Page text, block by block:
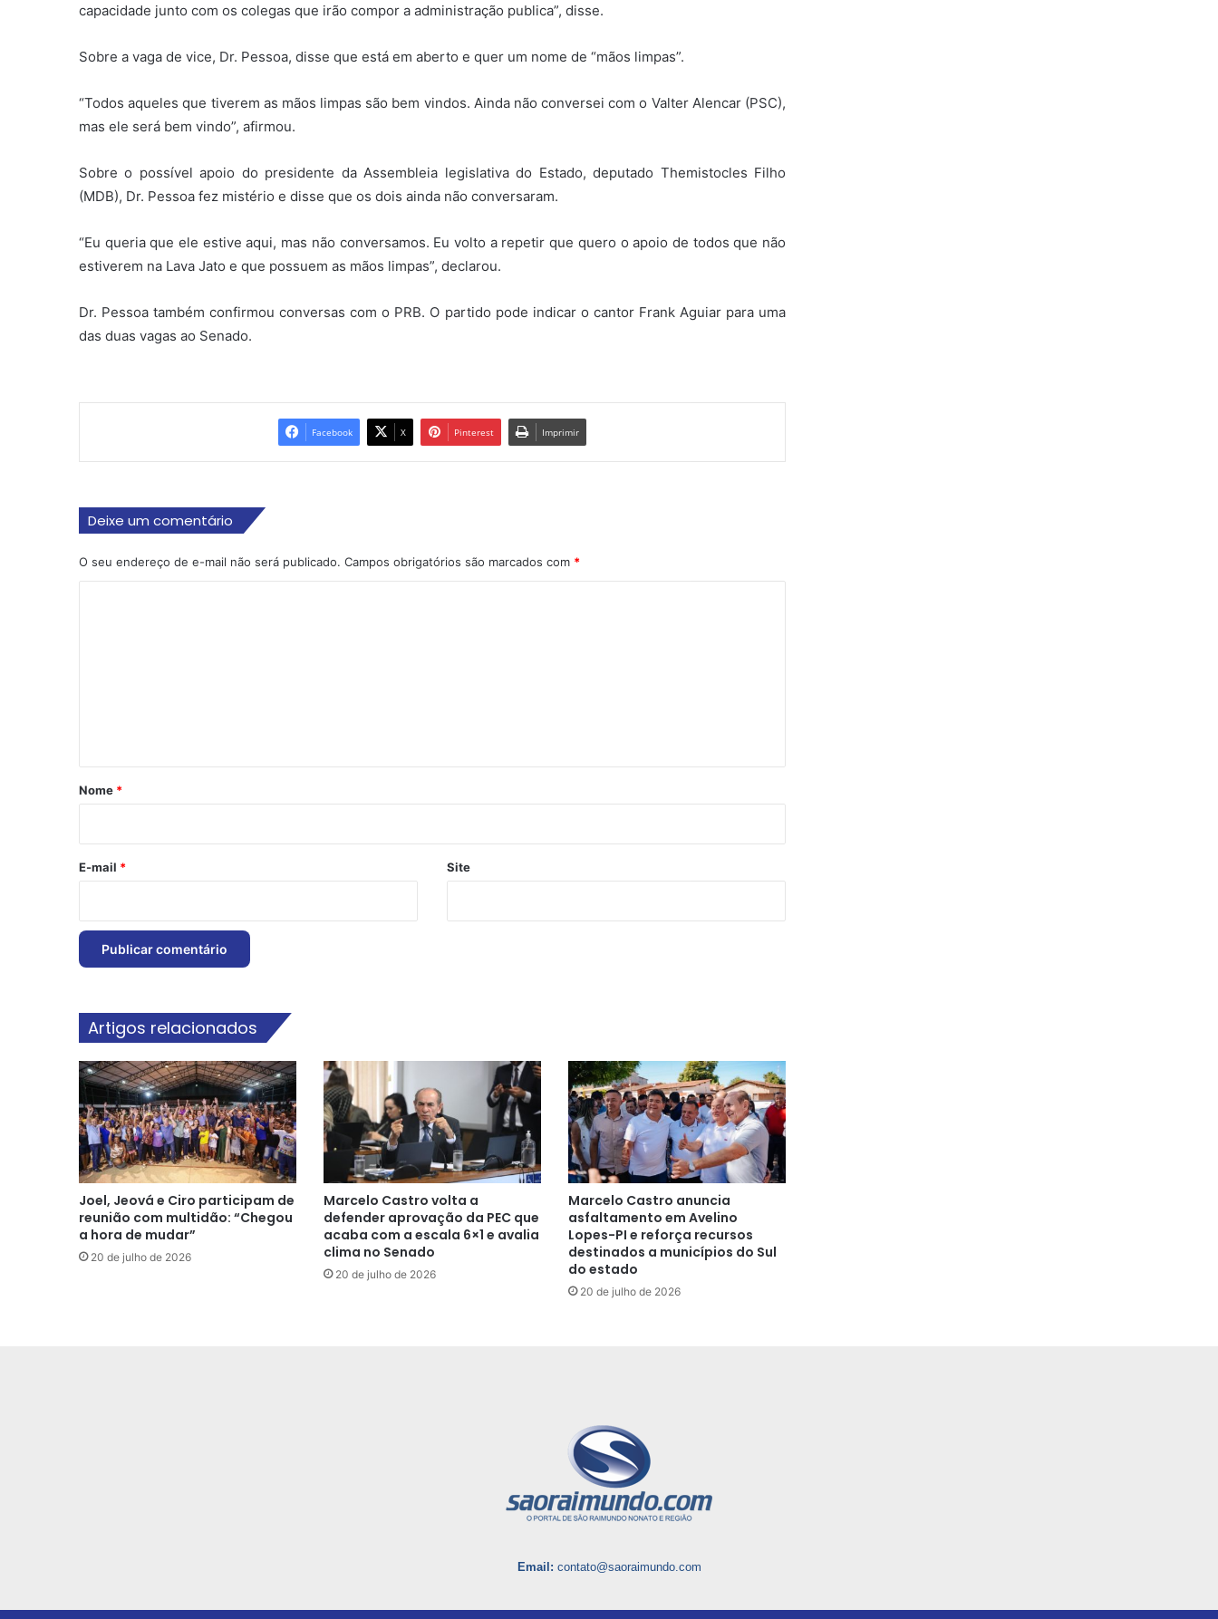
capacidade junto com os colegas que irão compor a administração publica”, disse.
Sobre a vaga de vice, Dr. Pessoa, disse que está em aberto e quer um nome de “mãos limpas”.
“Todos aqueles que tiverem as mãos limpas são bem vindos. Ainda não conversei com o Valter Alencar (PSC),
mas ele será bem vindo”, afirmou.
Sobre o possível apoio do presidente da Assembleia legislativa do Estado, deputado Themistocles Filho
(MDB), Dr. Pessoa fez mistério e disse que os dois ainda não conversaram.
“Eu queria que ele estive aqui, mas não conversamos. Eu volto a repetir que quero o apoio de todos que não
estiverem na Lava Jato e que possuem as mãos limpas”, declarou.
Dr. Pessoa também confirmou conversas com o PRB. O partido pode indicar o cantor Frank Aguiar para uma
das duas vagas ao Senado.
Facebook X Pinterest Imprimir
Deixe um comentário
O seu endereço de e-mail não será publicado. Campos obrigatórios são marcados com *
r
*
Nome *
E-mail * Site
Artigos relacionados
Joel, Jeová e Ciro participam de
reunião com multidão: “Chegou
a hora de mudar”
20 de julho de 2026
Marcelo Castro volta a
defender aprovação da PEC que
acaba com a escala 6×1 e avalia
clima no Senado
20 de julho de 2026
Marcelo Castro anuncia
asfaltamento em Avelino
Lopes-PI e reforça recursos
destinados a municípios do Sul
do estado
20 de julho de 2026
Email: contato@saoraimundo.com